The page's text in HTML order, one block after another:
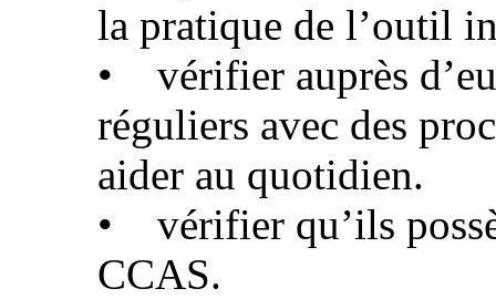
la pratique de l’outil
• vérifier auprès
réguliers avec des
aider au quotidien.
• vérifier qu’ils
CCAS.